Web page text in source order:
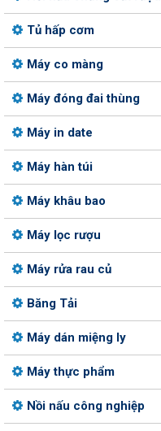
Tủ hấp cơm
Máy co màng
Máy đóng đai thùng
Máy in date
Máy hàn túi
Máy khâu bao
Máy lọc rượu
Máy rửa rau củ
Băng Tải
Máy dán miệng ly
Máy thực phẩm
Nồi nấu công nghiệp